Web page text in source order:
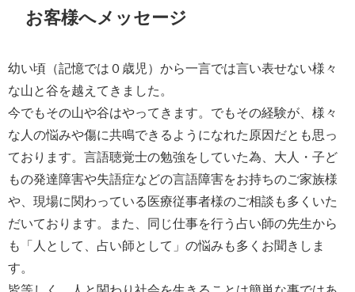
お客様へメッセージ
幼い頃（記憶では０歳児）から一言では言い表せない様々
な山と谷を越えてきました。
今でもその山や谷はやってきます。でもその経験が、様々
な人の悩みや傷に共鳴できるようになれた原因だとも思っ
ております。言語聴覚士の勉強をしていた為、大人・子ど
もの発達障害や失語症などの言語障害をお持ちのご家族様
や、現場に関わっている医療従事者様のご相談も多くいた
だいております。また、同じ仕事を行う占い師の先生から
も「人として、占い師として」の悩みも多くお聞きしま
す。